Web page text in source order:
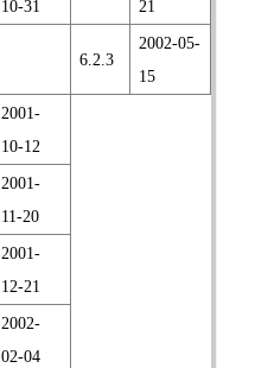
10-31
21
6.2.3
2002-05-
15
2001-
10-12
2001-
11-20
2001-
12-21
2002-
02-04